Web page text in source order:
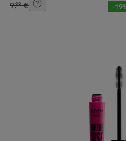
9,99 € -19